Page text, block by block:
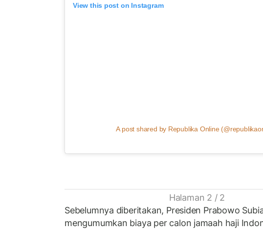
View this post on Instagram
A post shared by Republika Online
Halaman 2 / 2
Sebelumnya diberitakan, Presiden Prabowo
mengumumkan biaya per calon jamaah haji